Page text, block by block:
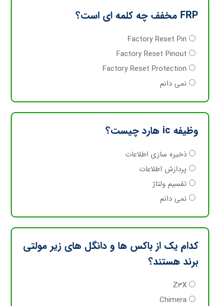
FRP مخفف چه کلمه ای است؟
نمی دانم
وظیفه ic هارد چیست؟
ذخیره سازی اطلاعات
پردازش اطلاعات
تقسیم ولتاژ
نمی دانم
کدام یک از باکس ها و دانگل های زیر مولتی
برند هستند؟
Z3X
Chimera